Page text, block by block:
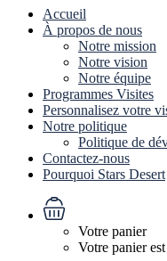
Accueil
À propos de nous
Notre mission
Notre vision
Notre équipe
Programmes Visites
Personnalisez votre
Notre politique
Politique de
Contactez-nous
Pourquoi Stars Desert
Votre panier
Votre panier